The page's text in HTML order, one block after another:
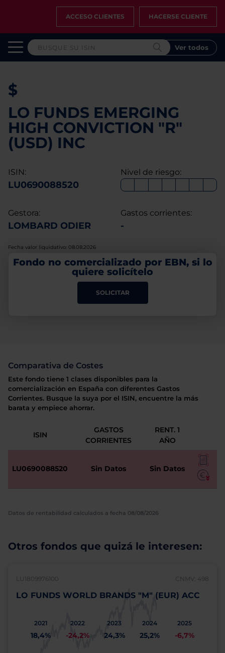
ACCESO CLIENTES HACERSE CLIENTE
Ver todos
$
LO FUNDS EMERGING
HIGH CONVICTION "R"
(USD) INC
ISIN:
LU0690088520
Nivel de riesgo:
Gestora:
LOMBARD ODIER
Gastos corrientes:
-
Fecha valor liquidativo: 08.08.2026
Fondo no comercializado por EBN, si lo
quiere solicítelo
SOLICITAR
Comparativa de Costes
Este fondo tiene 1 clases disponibles para la
comercialización en España con diferentes Gastos
Corrientes. Busque la suya por el ISIN, encuentre la más
barata y empiece ahorrar.
ISIN
GASTOS
CORRIENTES
RENT. 1
AÑO
LU0690088520 Sin Datos Sin Datos
Datos de rentabilidad calculados a fecha 08/08/2026
Otros fondos que quizá le interesen:
LU1809976100 CNMV: 498
LO FUNDS WORLD BRANDS "M" (EUR) ACC
2021
18,4%
2022
-24,2%
2023
24,3%
2024
25,2%
2025
-6,7%